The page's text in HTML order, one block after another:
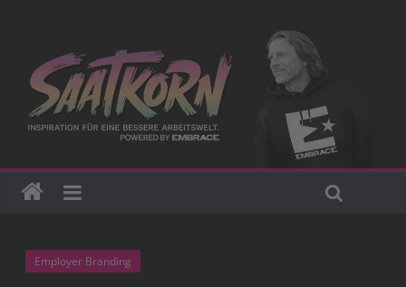
Employer Branding